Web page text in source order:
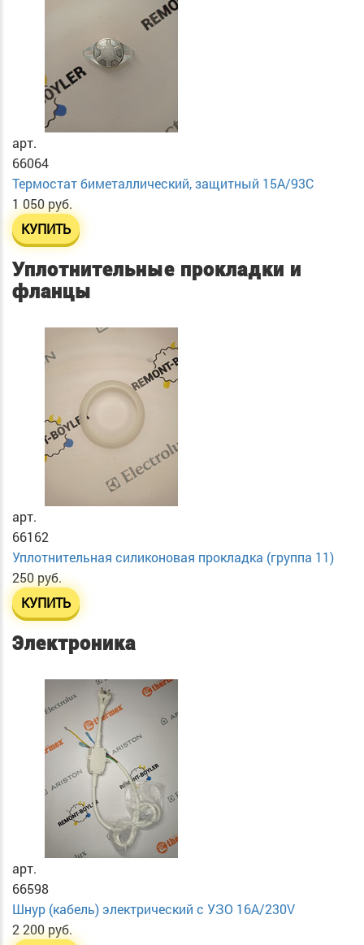
арт.
66064
Термостат биметаллический, защитный 15А/93С
1 050 руб.
КУПИТЬ
Уплотнительные прокладки и
фланцы
арт.
66162
Уплотнительная силиконовая прокладка (группа 11)
250 руб.
КУПИТЬ
Электроника
арт.
66598
Шнур (кабель) электрический с УЗО 16А/230V
2 200 руб.